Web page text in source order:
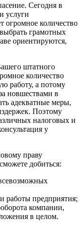
Сегодня в
услуги
огромное количество
грамотных
ориентируются,
штатного
количество
работу, а потому
новшествами в
адекватные меры,
Поэтому
налоговых и
у
праву
добиться:
работы предприятия;
компании,
в целом.